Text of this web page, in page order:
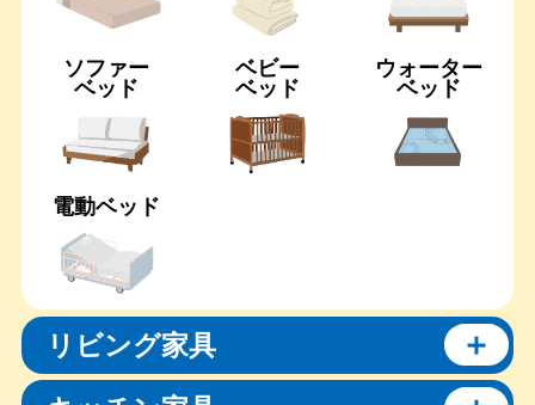
ソファー
ベッド
ベビー
ベッド
ウォーター
ベッド
電動ベッド
リビング家具